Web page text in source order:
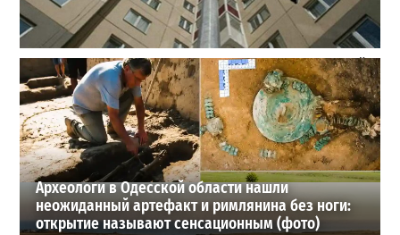
В одесском жилмассиве Радужном погиб 26-летний
мужчина: что известно
27-07-2026 в 13:47
ВИБОР РЕДАКЦИИ
Археологи в Одесской области нашли
неожиданный артефакт и римлянина без ноги:
открытие называют сенсационным (фото)